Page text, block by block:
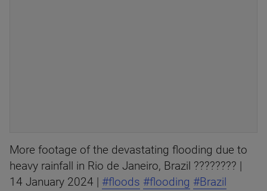
More footage of the devastating flooding due to
heavy rainfall in Rio de Janeiro, Brazil ???????? |
14 January 2024 | #floods #flooding #Brazil